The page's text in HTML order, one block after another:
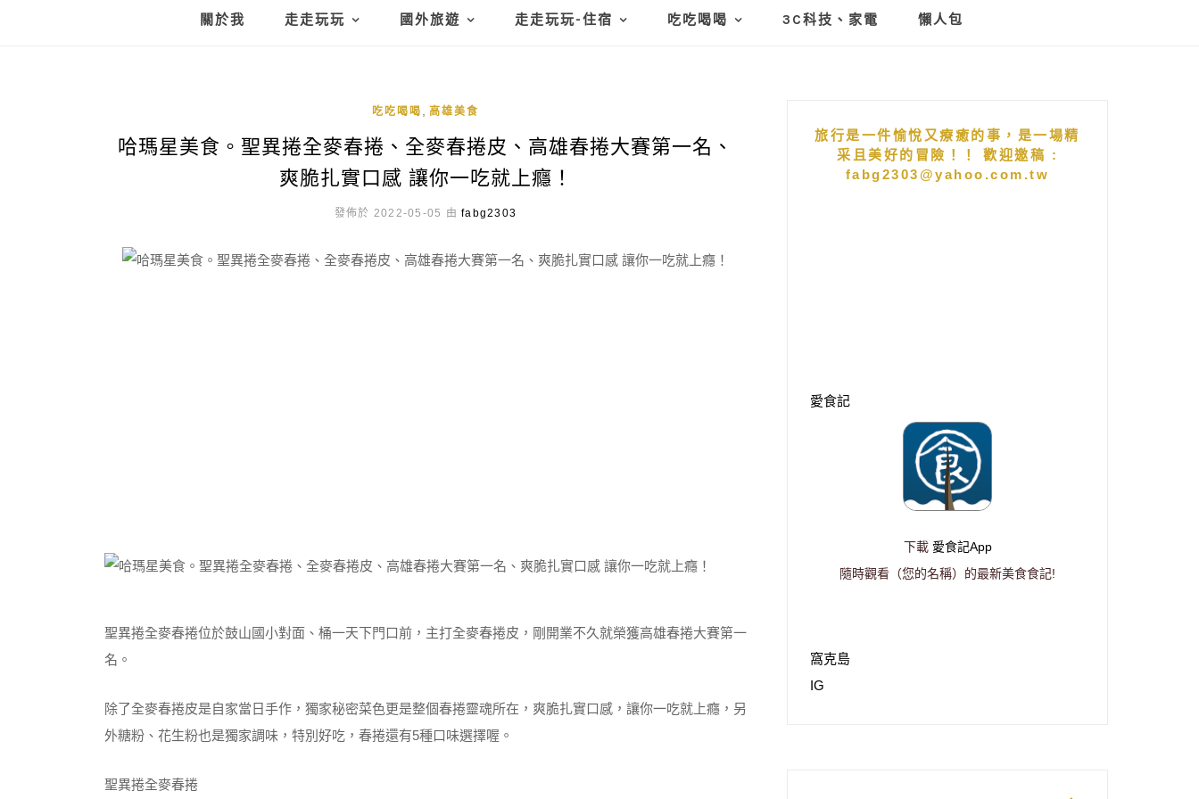
關於我 走走玩玩 國外旅遊 走走玩玩-住宿 吃吃喝喝 3C科技、家電 懶人包
吃吃喝喝 高雄美食
哈瑪星美食。聖異捲全麥春捲、全麥春捲皮、高雄春捲大賽第一名、
爽脆扎實口感 讓你一吃就上癮！
發佈於 2022-05-05 由fabg2303
聖異捲全麥春捲位於鼓山國小對面、桶一天下門口前，主打全麥春捲皮，剛開業不久就榮獲高雄春捲大賽第一
名。
除了全麥春捲皮是自家當日手作，獨家秘密菜色更是整個春捲靈魂所在，爽脆扎實口感，讓你一吃就上癮，另
外糖粉、花生粉也是獨家調味，特別好吃，春捲還有5種口味選擇喔。
聖異捲全麥春捲
旅行是一件愉悅又療癒的事，是一場精
采且美好的冒險！！ 歡迎邀稿 :
fabg2303@yahoo.com.tw
愛食記
下載 愛食記App
隨時觀看（您的名稱）的最新美食食記!
窩克島
IG